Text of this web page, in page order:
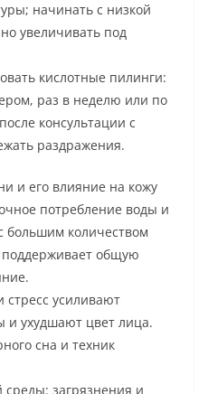
начинать с низкой
увеличивать под
кислотные пилинги:
раз в неделю или по
консультации с
раздражения.
и его влияние на кожу
потребление воды и
большим количеством
общую
усиливают
и ухудшают цвет лица.
сна и техник
загрязнения и